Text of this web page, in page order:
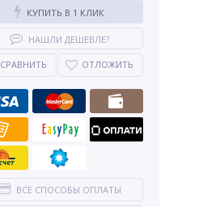
КУПИТЬ В 1 КЛИК
НАШЛИ ДЕШЕВЛЕ?
СРАВНИТЬ ОТЛОЖИТЬ
ВСЕ СПОСОБЫ ОПЛАТЫ